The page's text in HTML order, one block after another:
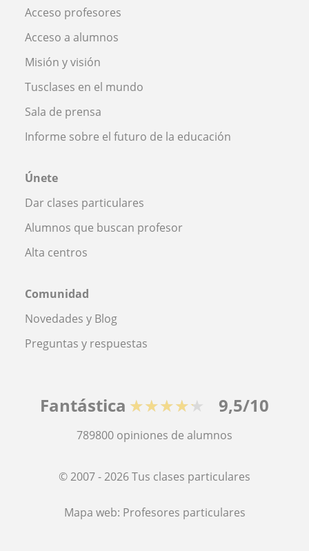
Acceso profesores
Acceso a alumnos
Misión y visión
Tusclases en el mundo
Sala de prensa
Informe sobre el futuro de la educación
Únete
Dar clases particulares
Alumnos que buscan profesor
Alta centros
Comunidad
Novedades y Blog
Preguntas y respuestas
Fantástica ★★★★★ 9,5/10
789800 opiniones de alumnos
© 2007 - 2026 Tus clases particulares
Mapa web: Profesores particulares